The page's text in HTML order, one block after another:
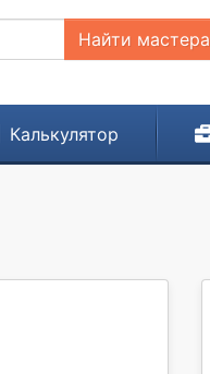
Найти мастера
Калькулятор